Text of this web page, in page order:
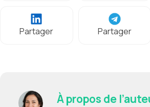
Partager Partager
À propos de